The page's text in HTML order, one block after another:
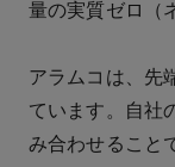
量の実質ゼロ（
アラムコは、先
ています。自社
み合わせること